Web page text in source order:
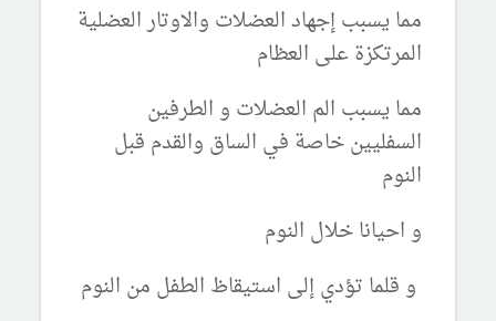
مما يسبب إجهاد العضلات والاوتار العضلية
المرتكزة على العظام
مما يسبب الم العضلات و الطرفين
السفليين خاصة في الساق والقدم قبل
النوم
و احيانا خلال النوم
و قلما تؤدي إلى استيقاظ الطفل من النوم